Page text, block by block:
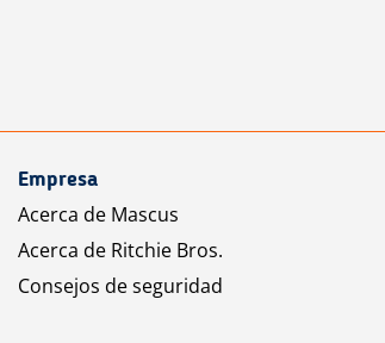
Empresa
Acerca de Mascus
Acerca de Ritchie Bros.
Consejos de seguridad